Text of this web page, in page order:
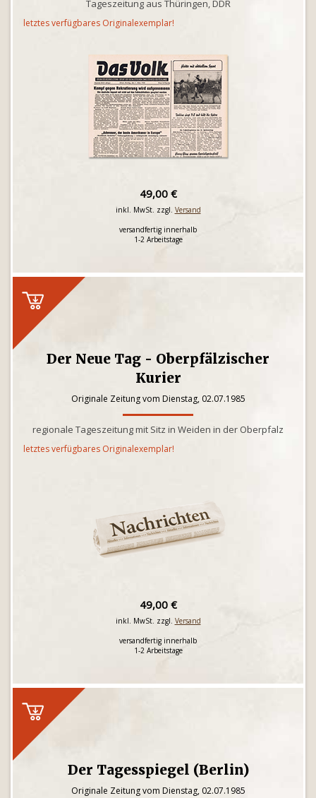
Tageszeitung aus Thüringen, DDR
letztes verfügbares Originalexemplar!
49,00 €
inkl. MwSt. zzgl. Versand
versandfertig innerhalb
1-2 Arbeitstage
Der Neue Tag - Oberpfälzischer
Kurier
Originale Zeitung vom Dienstag, 02.07.1985
regionale Tageszeitung mit Sitz in Weiden in der Oberpfalz
letztes verfügbares Originalexemplar!
49,00 €
inkl. MwSt. zzgl. Versand
versandfertig innerhalb
1-2 Arbeitstage
Der Tagesspiegel (Berlin)
Originale Zeitung vom Dienstag, 02.07.1985